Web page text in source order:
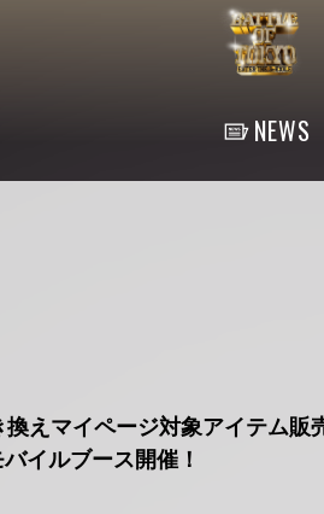
NEWS
換えマイページ対象アイテム販
イルブース開催！